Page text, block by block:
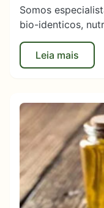
Somos
bio-identicos,
Leia mais